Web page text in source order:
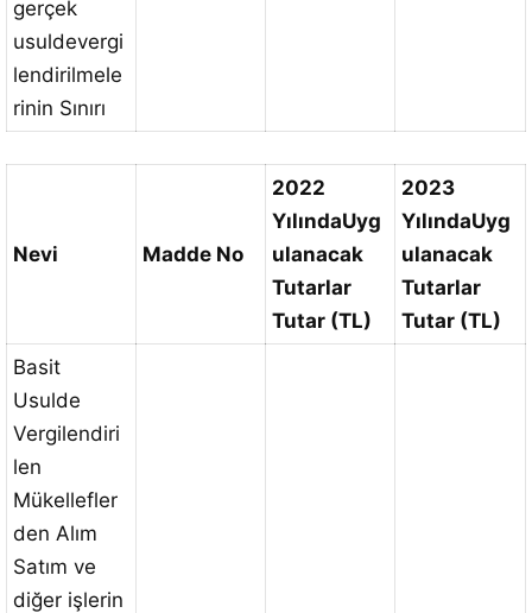
gerçek
usuldevergi
lendirilmele
rinin Sınırı
Nevi Madde No
2022
YılındaUyg
ulanacak
Tutarlar
Tutar (TL)
2023
YılındaUyg
ulanacak
Tutarlar
Tutar (TL)
Basit
Usulde
Vergilendiri
len
Mükellefler
den Alım
Satım ve
diğer işlerin